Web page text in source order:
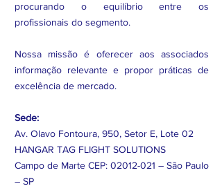
procurando o equilíbrio entre os
profissionais do segmento.
Nossa missão é oferecer aos associados
informação relevante e propor práticas de
excelência de mercado.
Sede:
Av. Olavo Fontoura, 950, Setor E, Lote 02
HANGAR TAG FLIGHT SOLUTIONS
Campo de Marte CEP: 02012-021 – São Paulo
– SP